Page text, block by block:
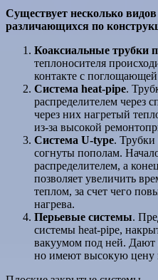
Существует несколько
различающихся по
Коаксиальные трубки
теплоносителя
контакте с
Система heat-pipe.
распределителем через
через них нагретый
из-за высокой
Система U-type.
согнуты пополам.
распределителем, а
позволяет увеличить
теплом, за счет чего
нагрева.
Перьевые системы.
системы heat-pipe,
вакуумом под ней.
но имеют высокую цену